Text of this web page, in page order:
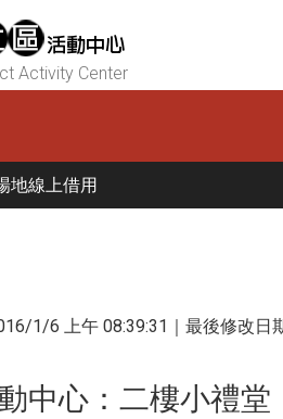
Activity Center
地線上借用
1/6 上午 08:39:31｜最後修改日
中心 ：二樓小禮堂